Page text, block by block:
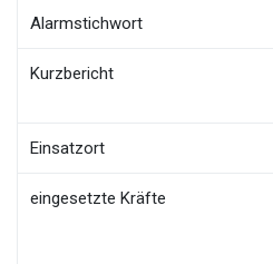
Alarmstichwort
Kurzbericht
Einsatzort
eingesetzte Kräfte